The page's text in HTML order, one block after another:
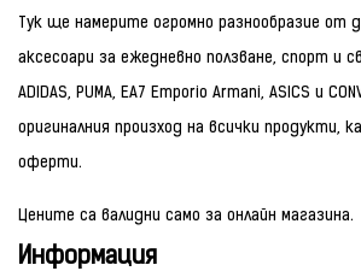
Тук ще намерите огромно разнообразие от
аксесоари за ежедневно ползване, спорт и
ADIDAS, PUMA, EA7 Emporio Armani, ASICS и
оригиналния произход на всички продукти,
оферти.
Цените са валидни само за онлайн магазина.
Информация